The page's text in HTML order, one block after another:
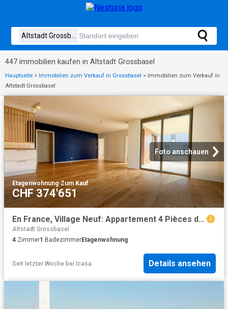
447 immobilien kaufen in Altstadt Grossbasel
Hauptseite > Immobilien zum Verkauf in Grossbasel > Immobilien zum Verkauf in
Altstadt Grossbasel
Foto anschauen
Etagenwohnung·Zum Kauf
CHF 374'651
En France, Village Neuf: Appartement 4 Pièces de Standing
Altstadt Grossbasel
4 Zimmer1 BadezimmerEtagenwohnung
Seit letzter Woche bei Icasa Details ansehen